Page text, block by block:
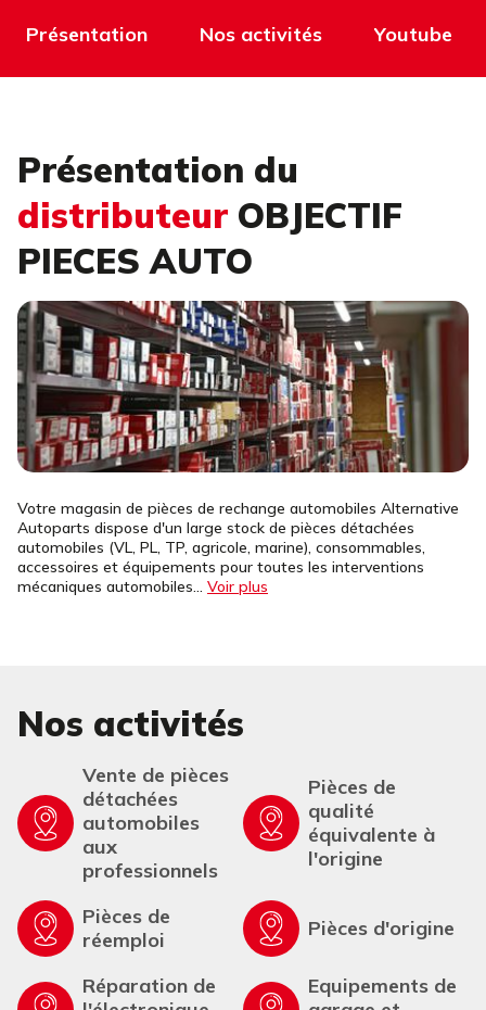
Présentation Nos activités Youtube
Présentation du
distributeur OBJECTIF
PIECES AUTO
Votre magasin de pièces de rechange automobiles Alternative
Autoparts dispose d'un large stock de pièces détachées
automobiles (VL, PL, TP, agricole, marine), consommables,
accessoires et équipements pour toutes les interventions
mécaniques automobiles... Voir plus
Nos activités
Vente de pièces
détachées
automobiles
aux
professionnels
Pièces de
qualité
équivalente à
l'origine
Pièces de
réemploi
Pièces d'origine
Réparation de
Equipements de